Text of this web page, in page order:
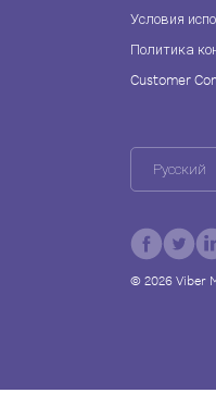
Условия
Политика
Customer
Русский
© 2026Viber